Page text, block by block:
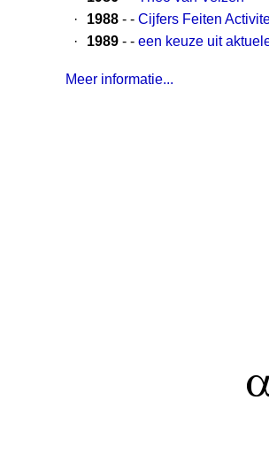
·
1988 - - Cijfers Feiten
·
1989 - - een keuze uit
Meer informatie...